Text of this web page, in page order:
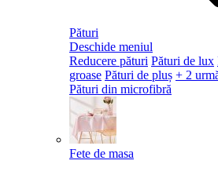
Pături
Deschide meniul
Reducere pături Pături de lux
groase Pături de pluș + 2
Pături din microfibră
Fete de masa